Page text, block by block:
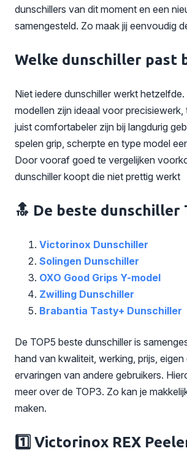
dunschillers van dit moment en een
samengesteld. Zo maak jij eenvoudig
Welke dunschiller past
Niet iedere dunschiller werkt hetzelfde.
modellen zijn ideaal voor precisiewerk,
juist comfortabeler zijn bij langdurig
spelen grip, scherpte en type model
Door vooraf goed te vergelijken
dunschiller koopt die niet prettig werkt
🔝 De beste dunschiller
Victorinox Dunschiller
Solingen Dunschiller
OXO Good Grips Y-model
Zwilling Dunschiller
Brabantia Tasty+ Dunschiller
De TOP5 beste dunschiller is
hand van kwaliteit, werking, prijs,
ervaringen van andere gebruikers.
meer over de TOP3. Zo kan je
maken.
1️⃣ Victorinox REX